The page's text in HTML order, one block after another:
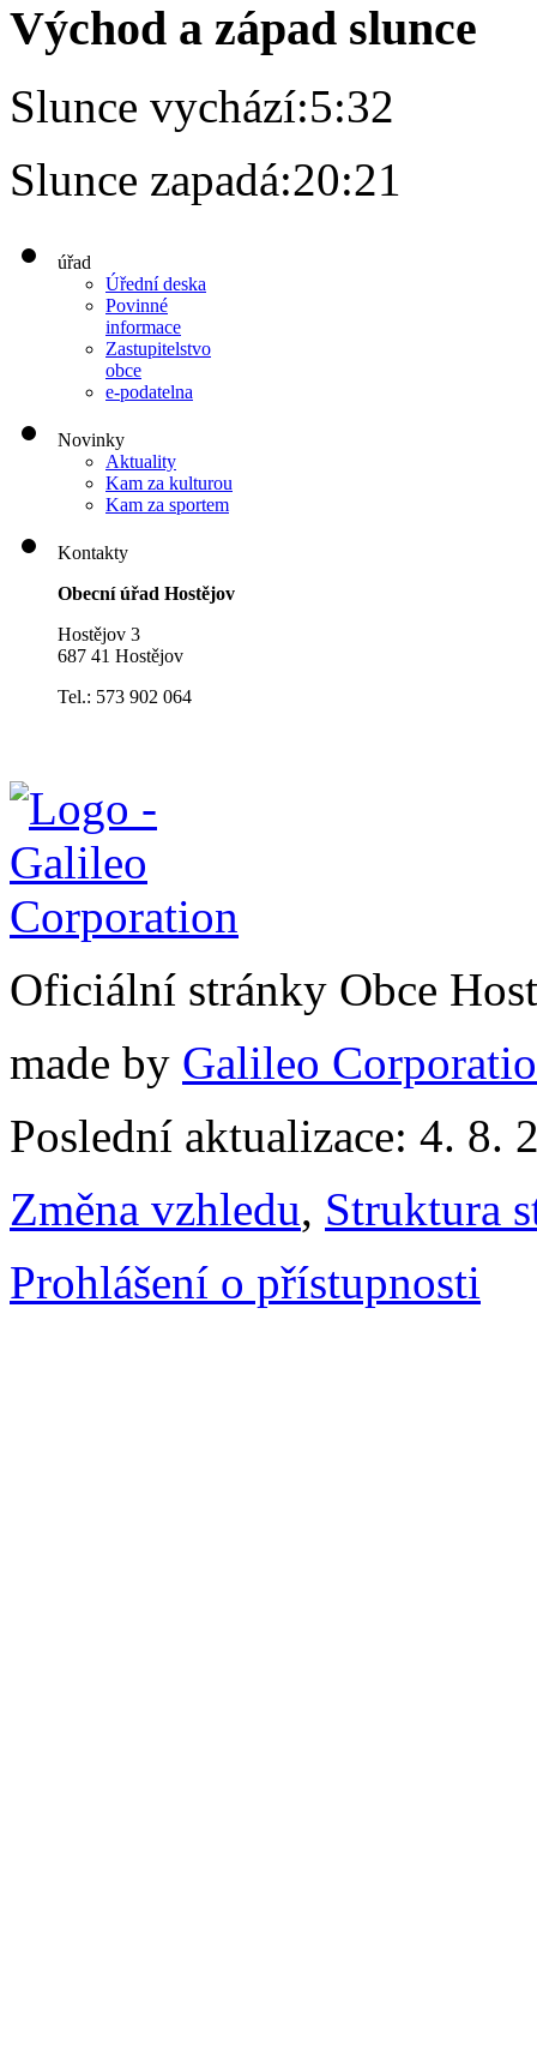
Východ a západ slunce
Slunce vychází:5:32
Slunce zapadá:20:21
úřad
Úřední deska
Povinné
informace
Zastupitelstvo
obce
e-podatelna
Novinky
Aktuality
Kam za kulturou
Kam za sportem
Kontakty
Obecní úřad Hostějov
Hostějov 3
687 41 Hostějov
Tel.: 573 902 064
Oficiální stránky Obce
made by Galileo
Poslední aktualizace: 4. 8.
Změna vzhledu, Struktura
Prohlášení o přístupnosti